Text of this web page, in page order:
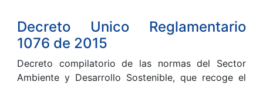
Decreto Unico Reglamentario
1076 de 2015
Decreto compilatorio de las normas del Sector
Ambiente y Desarrollo Sostenible, que recoge el